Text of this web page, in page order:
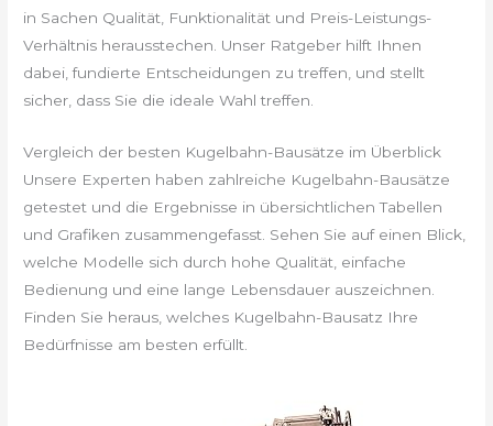
in Sachen Qualität, Funktionalität und Preis-Leistungs-
Verhältnis herausstechen. Unser Ratgeber hilft Ihnen
dabei, fundierte Entscheidungen zu treffen, und stellt
sicher, dass Sie die ideale Wahl treffen.
Vergleich der besten Kugelbahn-Bausätze im Überblick
Unsere Experten haben zahlreiche Kugelbahn-Bausätze
getestet und die Ergebnisse in übersichtlichen Tabellen
und Grafiken zusammengefasst. Sehen Sie auf einen Blick,
welche Modelle sich durch hohe Qualität, einfache
Bedienung und eine lange Lebensdauer auszeichnen.
Finden Sie heraus, welches Kugelbahn-Bausatz Ihre
Bedürfnisse am besten erfüllt.